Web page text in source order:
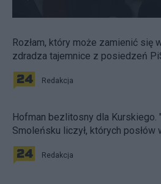
Rozłam, który może zamienić się
zdradza tajemnice z posiedzeń
Redakcja
Hofman bezlitosny dla Kurskiego.
Smoleńsku liczył, których posłów
Redakcja